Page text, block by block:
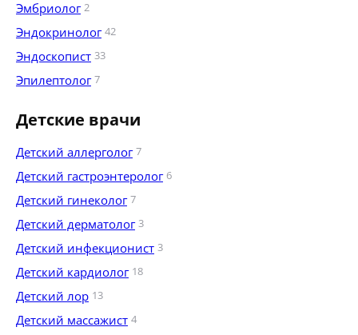
Эмбриолог 2
Эндокринолог 42
Эндоскопист 33
Эпилептолог 7
Детские врачи
Детский аллерголог 7
Детский гастроэнтеролог 6
Детский гинеколог 7
Детский дерматолог 3
Детский инфекционист 3
Детский кардиолог 18
Детский лор 13
Детский массажист 4